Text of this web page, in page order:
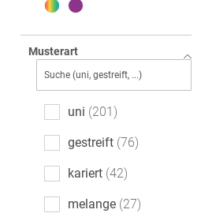
Oversized
Modern Fit 3
Loose Fit 1
Musterart
uni 201
gestreift 76
kariert 42
melange 27